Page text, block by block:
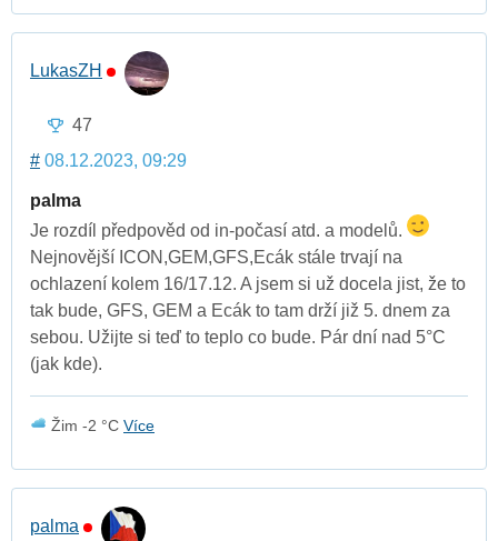
LukasZH
47
# 08.12.2023, 09:29
palma
Je rozdíl předpověd od in-počasí atd. a modelů.
Nejnovější ICON,GEM,GFS,Ecák stále trvají na
ochlazení kolem 16/17.12. A jsem si už docela jist, že to
tak bude, GFS, GEM a Ecák to tam drží již 5. dnem za
sebou. Užijte si teď to teplo co bude. Pár dní nad 5°C
(jak kde).
Žim -2 °C Více
palma